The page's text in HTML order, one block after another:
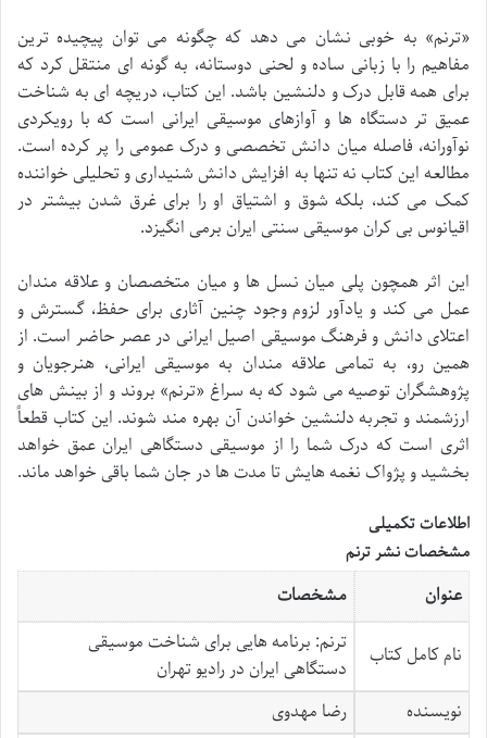
«ترنم» به خوبی نشان می دهد که چگونه می توان پیچیده ترین
مفاهیم را با زبانی ساده و لحنی دوستانه، به گونه ای منتقل کرد که
برای همه قابل درک و دلنشین باشد. این کتاب، دریچه ای به شناخت
عمیق تر دستگاه ها و آوازهای موسیقی ایرانی است که با رویکردی
نوآورانه، فاصله میان دانش تخصصی و درک عمومی را پر کرده است.
مطالعه این کتاب نه تنها به افزایش دانش شنیداری و تحلیلی خواننده
کمک می کند، بلکه شوق و اشتیاق او را برای غرق شدن بیشتر در
اقیانوس بی کران موسیقی سنتی ایران برمی انگیزد.
این اثر همچون پلی میان نسل ها و میان متخصصان و علاقه مندان
عمل می کند و یادآور لزوم وجود چنین آثاری برای حفظ، گسترش و
اعتلای دانش و فرهنگ موسیقی اصیل ایرانی در عصر حاضر است. از
همین رو، به تمامی علاقه مندان به موسیقی ایرانی، هنرجویان و
پژوهشگران توصیه می شود که به سراغ «ترنم» بروند و از بینش های
ارزشمند و تجربه دلنشین خواندن آن بهره مند شوند. این کتاب قطعاً
اثری است که درک شما را از موسیقی دستگاهی ایران عمق خواهد
بخشید و پژواک نغمه هایش تا مدت ها در جان شما باقی خواهد ماند.
اطلاعات تکمیلی
مشخصات نشر ترنم
عنوان مشخصات
نام کامل کتاب
ترنم: برنامه هایی برای شناخت موسیقی
دستگاهی ایران در رادیو تهران
نویسنده
رضا مهدوی